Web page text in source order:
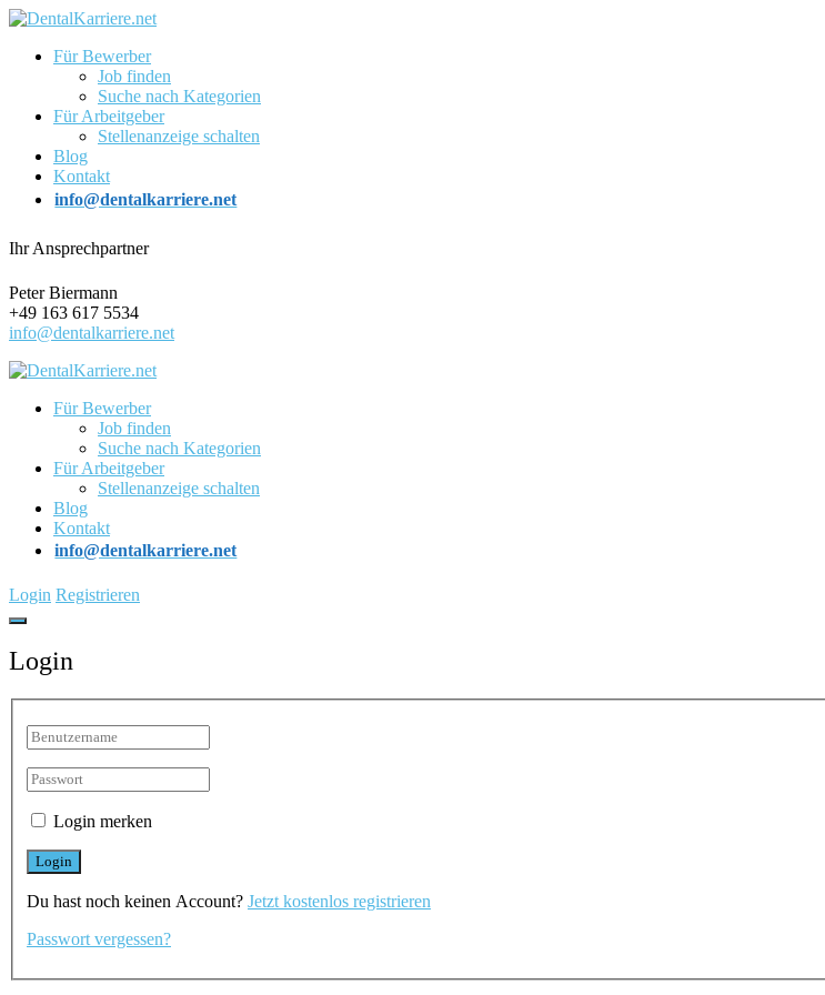
Für Bewerber
Job finden
Suche nach Kategorien
Für Arbeitgeber
Stellenanzeige schalten
Blog
Kontakt
info@dentalkarriere.net
Ihr Ansprechpartner
Peter Biermann
+49 163 617 5534
info@dentalkarriere.net
Für Bewerber
Job finden
Suche nach Kategorien
Für Arbeitgeber
Stellenanzeige schalten
Blog
Kontakt
info@dentalkarriere.net
Login Registrieren
Login
Login merken
Du hast noch keinen Account? Jetzt kostenlos registrieren
Passwort vergessen?